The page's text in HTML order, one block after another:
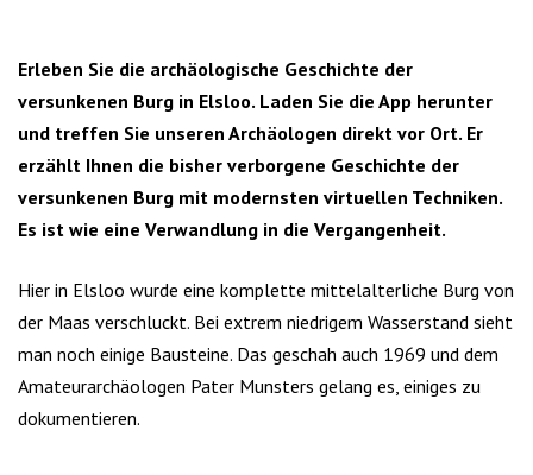
Erleben Sie die archäologische Geschichte der
versunkenen Burg in Elsloo. Laden Sie die App herunter
und treffen Sie unseren Archäologen direkt vor Ort. Er
erzählt Ihnen die bisher verborgene Geschichte der
versunkenen Burg mit modernsten virtuellen Techniken.
Es ist wie eine Verwandlung in die Vergangenheit.
Hier in Elsloo wurde eine komplette mittelalterliche Burg von
der Maas verschluckt. Bei extrem niedrigem Wasserstand sieht
man noch einige Bausteine. Das geschah auch 1969 und dem
Amateurarchäologen Pater Munsters gelang es, einiges zu
dokumentieren.